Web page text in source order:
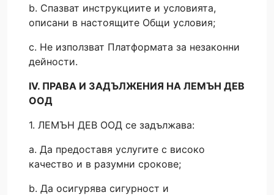
b. Спазват инструкциите и условията,
описани в настоящите Общи условия;
c. Не използват Платформата за незаконни
дейности.
IV. ПРАВА И ЗАДЪЛЖЕНИЯ НА ЛЕМЪН ДЕВ
ООД
1. ЛЕМЪН ДЕВ ООД се задължава:
a. Да предоставя услугите с високо
качество и в разумни срокове;
b. Да осигурява сигурност и